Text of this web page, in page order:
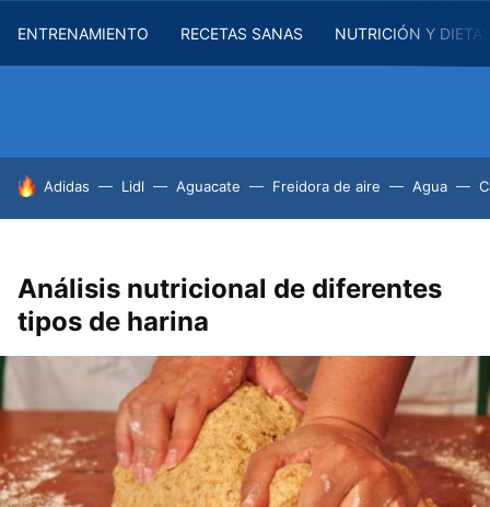
ENTRENAMIENTO RECETAS SANAS NUTRICIÓN Y
HOY SE HABLA DE
Adidas Lidl Aguacate Freidora de aire Agua
Análisis nutricional de diferentes
tipos de harina